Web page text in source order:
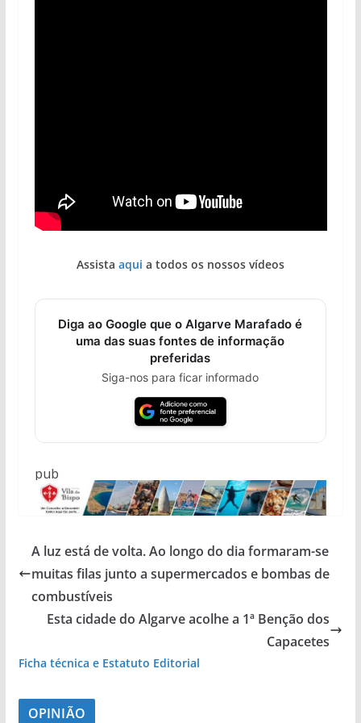
Assista aqui a todos os nossos vídeos
Diga ao Google que o Algarve Marafado é
uma das suas fontes de informação
preferidas
Siga-nos para ficar informado
pub
A luz está de volta. Ao longo do dia formaram-se
muitas filas junto a supermercados e bombas de
combustíveis
Esta cidade do Algarve acolhe a 1ª Benção dos
Capacetes
Ficha técnica e Estatuto Editorial
OPINIÃO